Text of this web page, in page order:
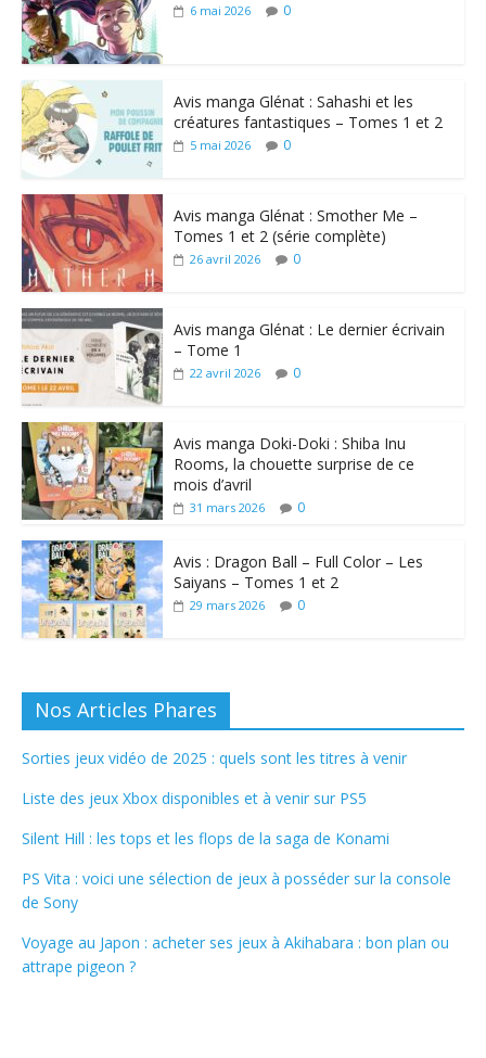
6 mai 2026 0
Avis manga Glénat : Sahashi et les
créatures fantastiques – Tomes 1 et 2
5 mai 2026 0
Avis manga Glénat : Smother Me –
Tomes 1 et 2 (série complète)
26 avril 2026 0
Avis manga Glénat : Le dernier écrivain
– Tome 1
22 avril 2026 0
Avis manga Doki-Doki : Shiba Inu
Rooms, la chouette surprise de ce
mois d’avril
31 mars 2026 0
Avis : Dragon Ball – Full Color – Les
Saiyans – Tomes 1 et 2
29 mars 2026 0
Nos Articles Phares
Sorties jeux vidéo de 2025 : quels sont les titres à venir
Liste des jeux Xbox disponibles et à venir sur PS5
Silent Hill : les tops et les flops de la saga de Konami
PS Vita : voici une sélection de jeux à posséder sur la console
de Sony
Voyage au Japon : acheter ses jeux à Akihabara : bon plan ou
attrape pigeon ?